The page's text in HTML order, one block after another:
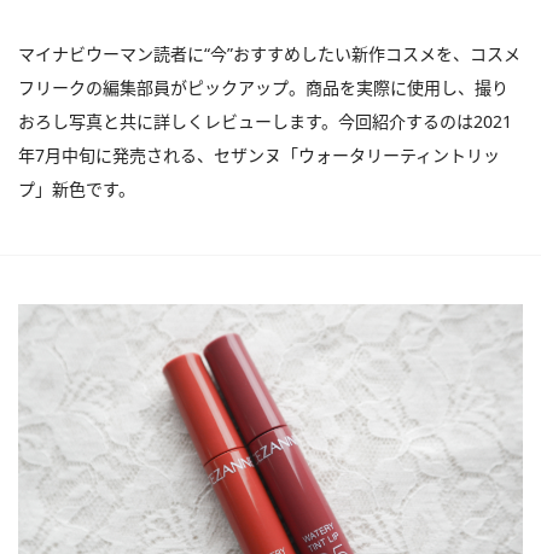
マイナビウーマン読者に“今”おすすめしたい新作コスメを、コスメ
フリークの編集部員がピックアップ。商品を実際に使用し、撮り
おろし写真と共に詳しくレビューします。今回紹介するのは2021
年7月中旬に発売される、セザンヌ「ウォータリーティントリッ
プ」新色です。